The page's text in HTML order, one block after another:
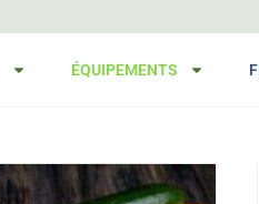
ÉQUIPEMENTS